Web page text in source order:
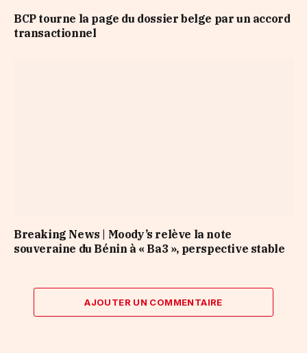
BCP tourne la page du dossier belge par un accord
transactionnel
Breaking News | Moody’s relève la note
souveraine du Bénin à « Ba3 », perspective stable
AJOUTER UN COMMENTAIRE